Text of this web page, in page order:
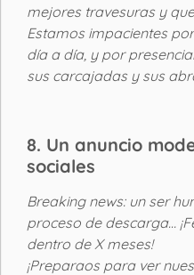
mejores travesuras y
Estamos impacientes
día a día, y por
sus carcajadas y sus
8. Un anuncio
sociales
Breaking news: un ser
proceso de descarga…
dentro de X meses!
¡Preparaos para ver